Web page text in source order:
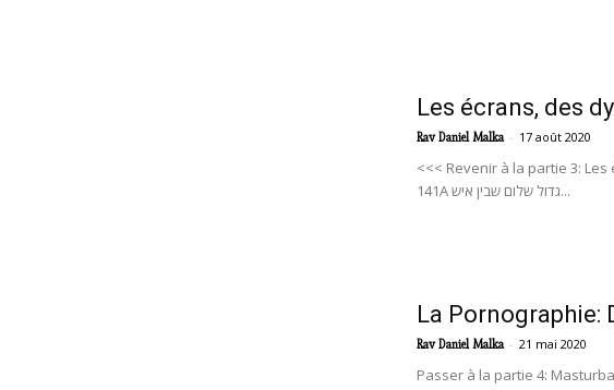
Les écrans, des
Rav Daniel Malka - 17 août 2020
<<< Revenir à la partie 3:
141A גדול שלום שבין איש...
La Pornographie:
Rav Daniel Malka - 21 mai 2020
Passer à la partie 4: